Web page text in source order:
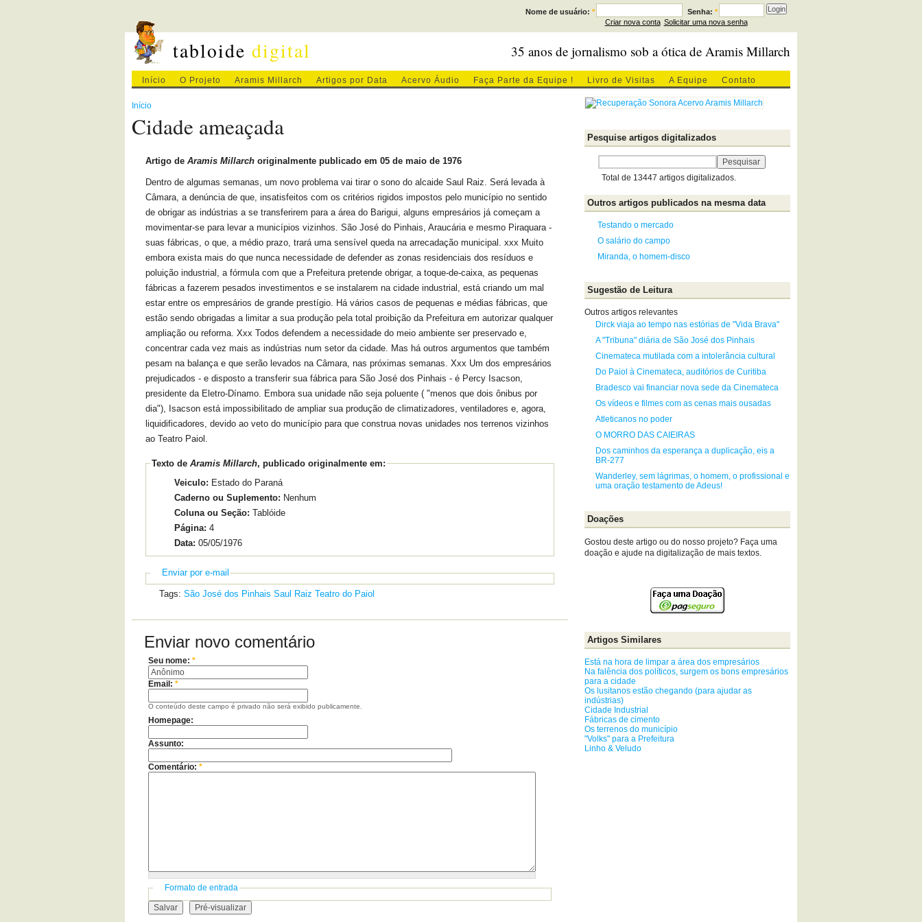
Nome de usuário: * Senha: *
Criar nova conta Solicitar uma nova senha
tabloide digital 35 anos de jornalismo sob a ótica de Aramis Millarch
Início O Projeto Aramis Millarch Artigos por Data Acervo Áudio Faça Parte da Equipe ! Livro de Visitas A Equipe Contato
Pesquise artigos digitalizados
Total de 13447 artigos digitalizados.
Outros artigos publicados na mesma data
Testando o mercado
O salário do campo
Miranda, o homem-disco
Sugestão de Leitura
Outros artigos relevantes
Dirck viaja ao tempo nas estórias de "Vida Brava"
A "Tribuna" diária de São José dos Pinhais
Cinemateca mutilada com a intolerância cultural
Do Paiol à Cinemateca, auditórios de Curitiba
Bradesco vai financiar nova sede da Cinemateca
Os vídeos e filmes com as cenas mais ousadas
Atleticanos no poder
O MORRO DAS CAIEIRAS
Dos caminhos da esperança a duplicação, eis a
BR-277
Wanderley, sem lágrimas, o homem, o profissional e
uma oração testamento de Adeus!
Doações
Gostou deste artigo ou do nosso projeto? Faça uma
doação e ajude na digitalização de mais textos.
Artigos Similares
Está na hora de limpar a área dos empresários
Na falência dos políticos, surgem os bons empresários
para a cidade
Os lusitanos estão chegando (para ajudar as
indústrias)
Cidade Industrial
Fábricas de cimento
Os terrenos do município
"Volks" para a Prefeitura
Linho & Veludo
Início
Cidade ameaçada
Artigo de Aramis Millarchoriginalmente publicado em 05 de maio de 1976
Dentro de algumas semanas, um novo problema vai tirar o sono do alcaide Saul Raiz. Será levada à
Câmara, a denúncia de que, insatisfeitos com os critérios rigidos impostos pelo município no sentido
de obrigar as indústrias a se transferirem para a área do Barigui, alguns empresários já começam a
movimentar-se para levar a municípios vizinhos. São José do Pinhais, Araucária e mesmo Piraquara -
suas fábricas, o que, a médio prazo, trará uma sensível queda na arrecadação municipal. xxx Muito
embora exista mais do que nunca necessidade de defender as zonas residenciais dos resíduos e
poluição industrial, a fórmula com que a Prefeitura pretende obrigar, a toque-de-caixa, as pequenas
fábricas a fazerem pesados investimentos e se instalarem na cidade industrial, está criando um mal
estar entre os empresários de grande prestígio. Há vários casos de pequenas e médias fábricas, que
estão sendo obrigadas a limitar a sua produção pela total proibição da Prefeitura em autorizar qualquer
ampliação ou reforma. Xxx Todos defendem a necessidade do meio ambiente ser preservado e,
concentrar cada vez mais as indústrias num setor da cidade. Mas há outros argumentos que também
pesam na balança e que serão levados na Câmara, nas próximas semanas. Xxx Um dos empresários
prejudicados - e disposto a transferir sua fábrica para São José dos Pinhais - é Percy Isacson,
presidente da Eletro-Dínamo. Embora sua unidade não seja poluente ( "menos que dois ônibus por
dia"), Isacson está impossibilitado de ampliar sua produção de climatizadores, ventiladores e, agora,
liquidificadores, devido ao veto do município para que construa novas unidades nos terrenos vizinhos
ao Teatro Paiol.
Texto deAramis Millarch, publicado originalmente em:
Veiculo: Estado do Paraná
Caderno ou Suplemento: Nenhum
Coluna ou Seção: Tablóide
Página: 4
Data: 05/05/1976
Enviar por e-mail
Tags: São José dos Pinhais Saul Raiz Teatro do Paiol
Enviar novo comentário
Seu nome: *
Email: *
O conteúdo deste campo é privado não será exibido publicamente.
Homepage:
Assunto:
Comentário: *
Formato de entrada